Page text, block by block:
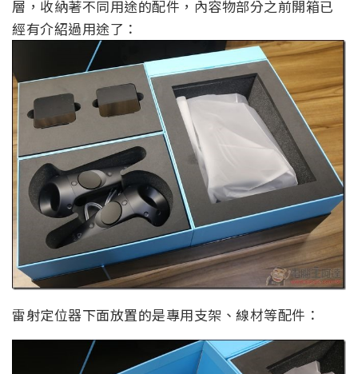
層，收納著不同用途的配件，內容物部分之前開箱已
經有介紹過用途了：
雷射定位器下面放置的是專用支架、線材等配件：